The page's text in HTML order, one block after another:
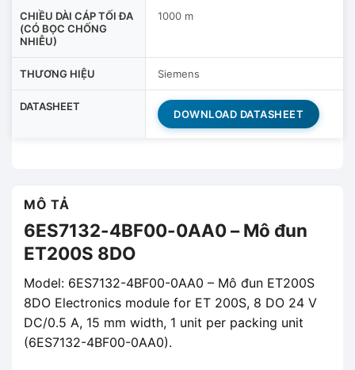
CHIỀU DÀI CÁP TỐI ĐA
(CÓ BỌC CHỐNG
NHIỄU)
1000 m
THƯƠNG HIỆU Siemens
DATASHEET
DOWNLOAD DATASHEET
MÔ TẢ
6ES7132-4BF00-0AA0 – Mô đun
ET200S 8DO
Model: 6ES7132-4BF00-0AA0 – Mô đun ET200S
8DO Electronics module for ET 200S, 8 DO 24 V
DC/0.5 A, 15 mm width, 1 unit per packing unit
(6ES7132-4BF00-0AA0).